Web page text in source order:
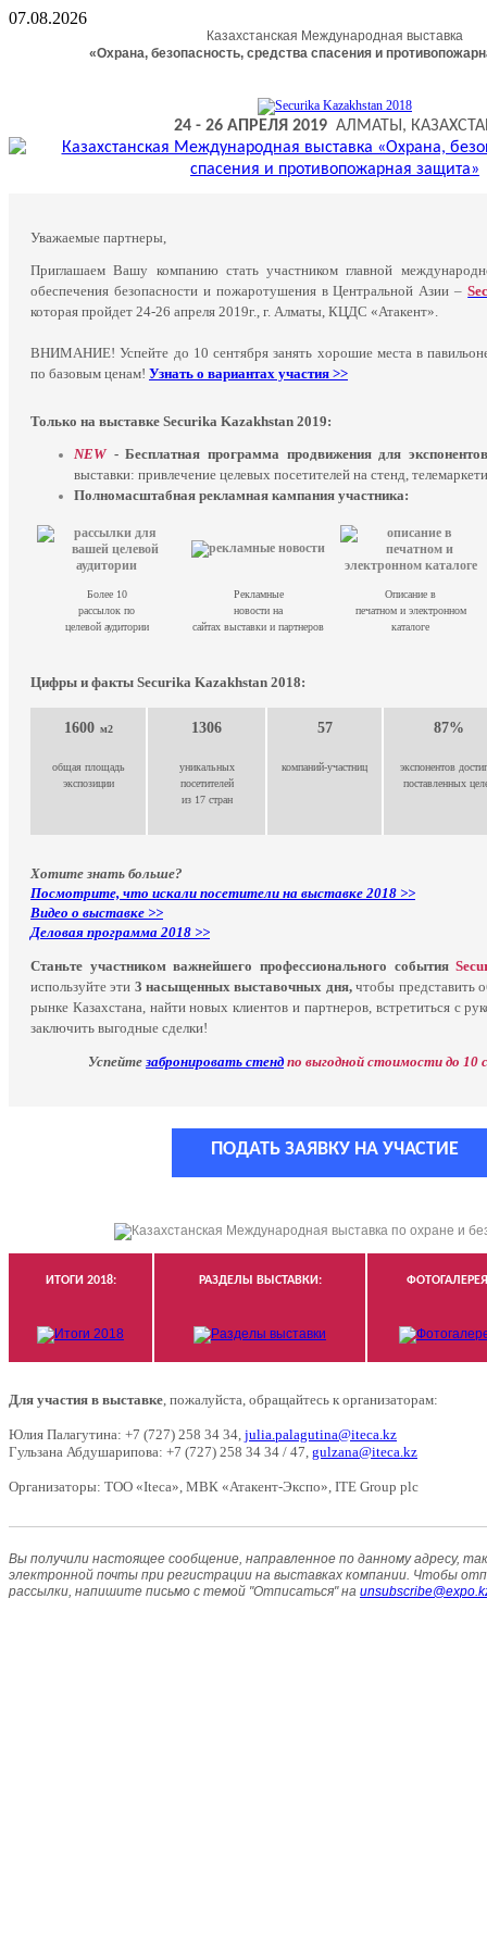
07.08.2026
Казахстанская Международная выставка
«Охрана, безопасность, средства спасения и
24 - 26 АПРЕЛЯ 2019 АЛМАТЫ,
Уважаемые партнеры,
Приглашаем Вашу компанию стать участником главной
обеспечения безопасности и пожаротушения в Центральной Азии –
которая пройдет 24-26 апреля 2019г., г. Алматы, КЦДС «Атакент».
ВНИМАНИЕ! Успейте до 10 сентября занять хорошие места в
по базовым ценам! Узнать о вариантах участия >>
Только на выставке Securika Kazakhstan 2019:
NEW- Бесплатная программа продвижения для экспонентов
выставки: привлечение целевых посетителей на стенд,
Полномасштабная рекламная кампания участника:
Более 10
рассылок по
целевой аудитории
Рекламные
новости на
сайтах выставки и партнеров
Описание в
печатном и электронном
каталоге
Цифры и факты Securika Kazakhstan 2018:
1600 м2 1306 57 87%
общая площадь
экспозиции
уникальных
посетителей
из 17 стран
компаний-участниц
экспонентов
поставленных
Хотите знать больше?
Посмотрите, что искали посетители на выставке 2018 >>
Видео о выставке >>
Деловая программа 2018 >>
Станьте участником важнейшего профессионального события
используйте эти 3 насыщенных выставочных дня,чтобы представить
рынке Казахстана, найти новых клиентов и партнеров, встретиться с
заключить выгодные сделки!
Успейте забронировать стенд по выгодной стоимости до 10
ПОДАТЬ ЗАЯВКУ НА УЧАСТИЕ
ИТОГИ 2018: РАЗДЕЛЫ ВЫСТАВКИ:
Для участия в выставке, пожалуйста, обращайтесь к организаторам:
Юлия Палагутина: +7 (727) 258 34 34, julia.palagutina@iteca.kz
Гульзана Абдушарипова: +7 (727) 258 34 34 / 47, gulzana@iteca.kz
Организаторы: ТОО «Iteca», МВК «Атакент-Экспо», ITE Group plc
Вы получили настоящее сообщение, направленное по данному адресу, так
электронной почты при регистрации на выставках компании. Чтобы
рассылки, напишите письмо с темой "Отписаться" на